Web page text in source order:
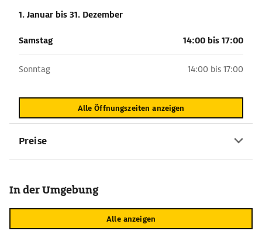
1. Januar bis 31. Dezember
Samstag 14:00 bis 17:00
Sonntag 14:00 bis 17:00
Alle Öffnungszeiten anzeigen
Preise
In der Umgebung
Alle anzeigen